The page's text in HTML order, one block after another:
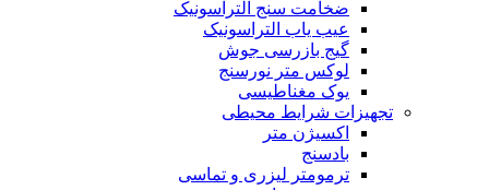
ضخامت سنج التراسونیک
عیب یاب التراسونیک
گیج بازرسی جوش
لوکس متر نورسنج
یوک مغناطیسی
تجهیزات شرایط محیطی
اکسیژن متر
بادسنج
ترمومتر لیزری و تماسی